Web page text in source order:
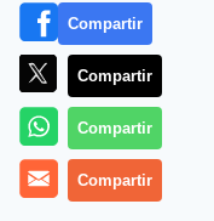
Compartir
Compartir
Compartir
Compartir